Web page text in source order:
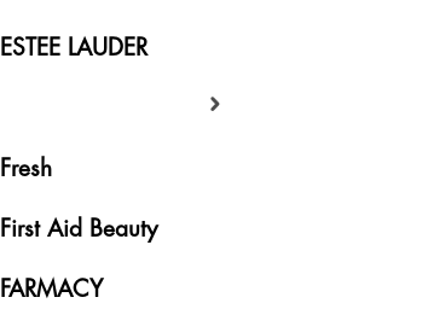
ESTEE LAUDER
Fresh
First Aid Beauty
FARMACY